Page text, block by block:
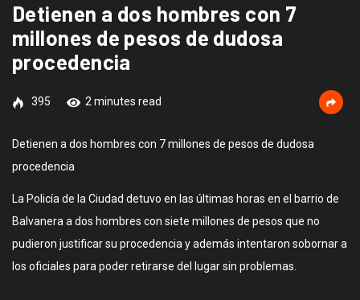
Detienen a dos hombres con 7
millones de pesos de dudosa
procedencia
395 2 minutes read
Detienen a dos hombres con 7 millones de pesos de dudosa
procedencia
La Policía de la Ciudad detuvo en las últimas horas en el barrio de
Balvanera a dos hombres con siete millones de pesos que no
pudieron justificar su procedencia y además intentaron sobornar a
los oficiales para poder retirarse del lugar sin problemas.